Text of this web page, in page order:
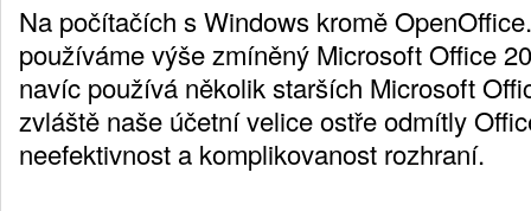
Na počítačích s Windows kromě
používáme výše zmíněný Microsoft Office
navíc používá několik starších Microsoft
zvláště naše účetní velice ostře odmítly
neefektivnost a komplikovanost rozhraní.